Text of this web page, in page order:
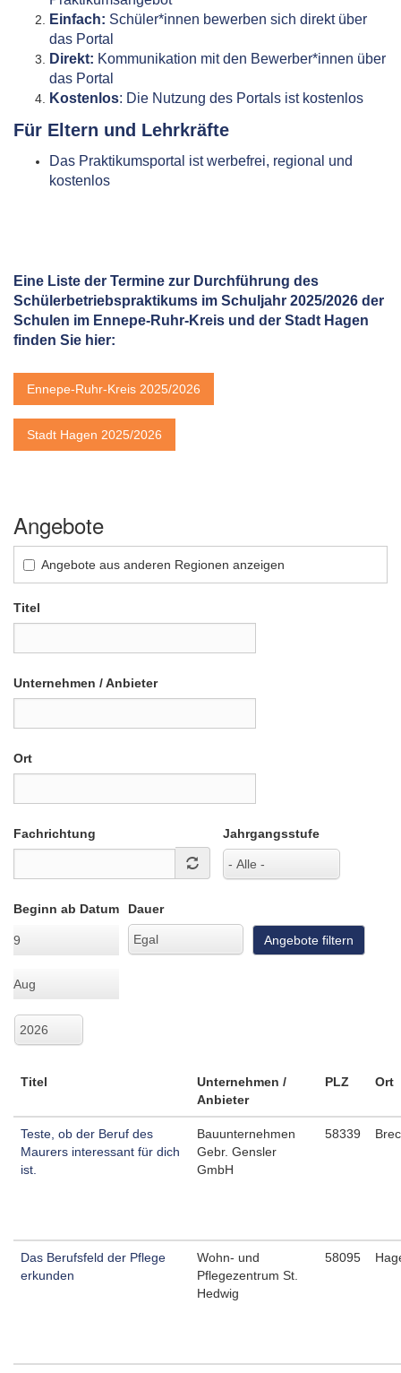
Einfach: Schüler*innen bewerben sich direkt über
das Portal
Direkt: Kommunikation mit den Bewerber*innen über
das Portal
Kostenlos: Die Nutzung des Portals ist kostenlos
Für Eltern und Lehrkräfte
Das Praktikumsportal ist werbefrei, regional und
kostenlos
Eine Liste der Termine zur Durchführung des
Schülerbetriebspraktikums im Schuljahr 2025/2026 der
Schulen im Ennepe-Ruhr-Kreis und der Stadt Hagen
finden Sie hier:
Ennepe-Ruhr-Kreis 2025/2026
Stadt Hagen 2025/2026
Angebote
Angebote aus anderen Regionen anzeigen
Titel
Unternehmen / Anbieter
Ort
Fachrichtung Jahrgangsstufe
Beginn ab Datum
Tag
Monat
Jahr
Dauer
Angebote filtern
Titel
Unternehmen /
Anbieter
PLZ Ort
Teste, ob der Beruf des
Maurers interessant für dich
ist.
Bauunternehmen
Gebr. Gensler
GmbH
58339
Das Berufsfeld der Pflege
erkunden
Wohn- und
Pflegezentrum St.
Hedwig
58095